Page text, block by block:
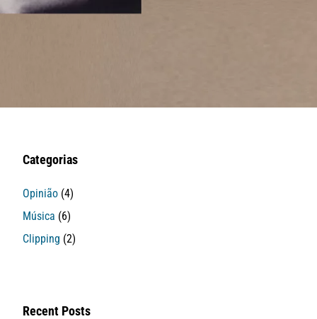
Categorias
Opinião (4)
Música (6)
Clipping (2)
Recent Posts